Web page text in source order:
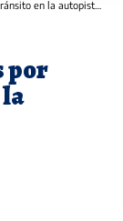
en la autopista Duarte
por